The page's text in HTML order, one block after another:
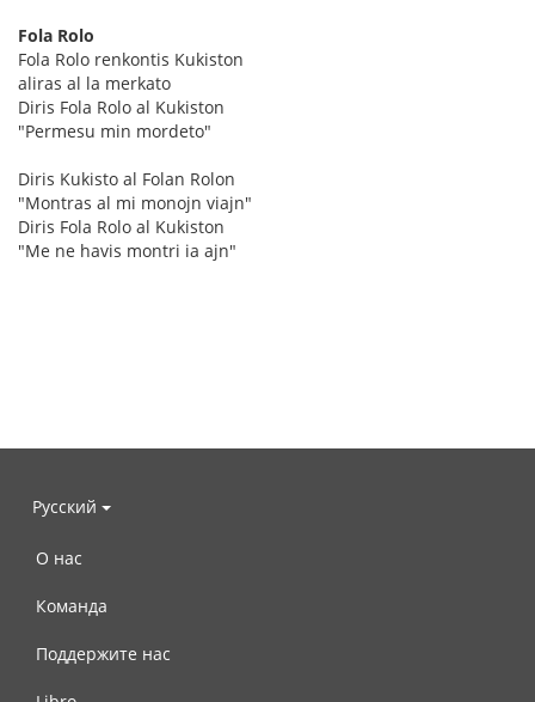
Fola Rolo
Fola Rolo renkontis Kukiston
aliras al la merkato
Diris Fola Rolo al Kukiston
"Permesu min mordeto"
Diris Kukisto al Folan Rolon
"Montras al mi monojn viajn"
Diris Fola Rolo al Kukiston
"Me ne havis montri ia ajn"
Русский
О нас
Команда
Поддержите нас